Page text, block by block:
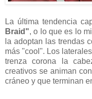
La última tendencia
Braid", o lo que es lo
la adoptan las trendas
más "cool". Los
trenza corona la
creativos se animan
cráneo y que terminan